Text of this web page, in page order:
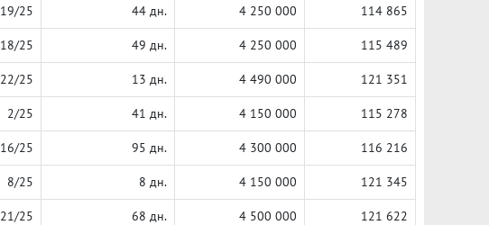
19/25 44 дн. 4 250 000 114 865
18/25 49 дн. 4 250 000 115 489
22/25 13 дн. 4 490 000 121 351
2/25 41 дн. 4 150 000 115 278
16/25 95 дн. 4 300 000 116 216
8/25 8 дн. 4 150 000 121 345
21/25 68 дн. 4 500 000 121 622